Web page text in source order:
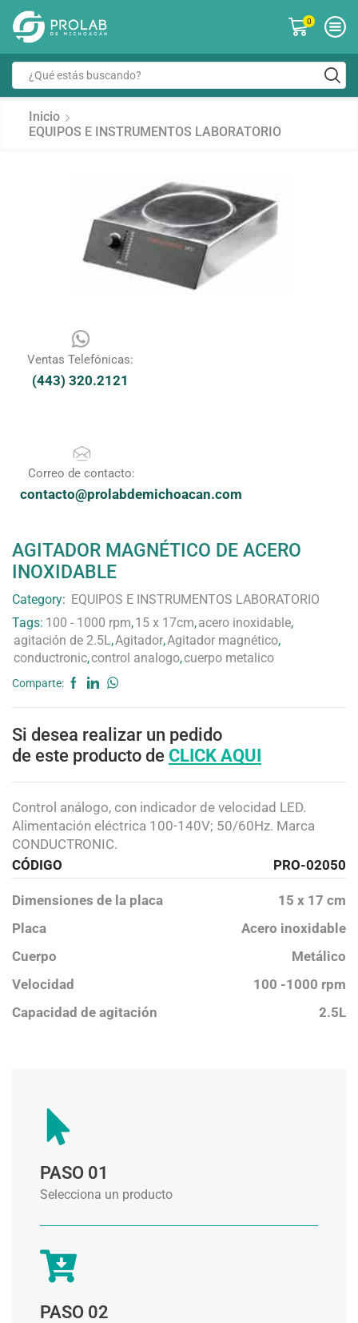
0
Inicio
EQUIPOS E INSTRUMENTOS LABORATORIO
Ventas Telefónicas:
(443) 320.2121
Correo de contacto:
contacto@prolabdemichoacan.com
AGITADOR MAGNÉTICO DE ACERO
INOXIDABLE
Category: EQUIPOS E INSTRUMENTOS LABORATORIO
Tags: 100 - 1000 rpm,15 x 17cm,acero inoxidable,
agitación de 2.5L,Agitador,Agitador magnético,
conductronic,control analogo,cuerpo metalico
Comparte:
Si desea realizar un pedido
de este producto de CLICK AQUI
Control análogo, con indicador de velocidad LED.
Alimentación eléctrica 100-140V; 50/60Hz. Marca
CONDUCTRONIC.
CÓDIGO
PRO-02050
Dimensiones de la placa
15 x 17 cm
Placa
Acero inoxidable
Cuerpo
Metálico
Velocidad
100 -1000 rpm
Capacidad de agitación
2.5L
PASO 01
Selecciona un producto
PASO 02